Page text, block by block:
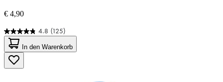
€ 4,90
4.8 (125)
4.8
von
5
Sternen.
125
In den Warenkorb